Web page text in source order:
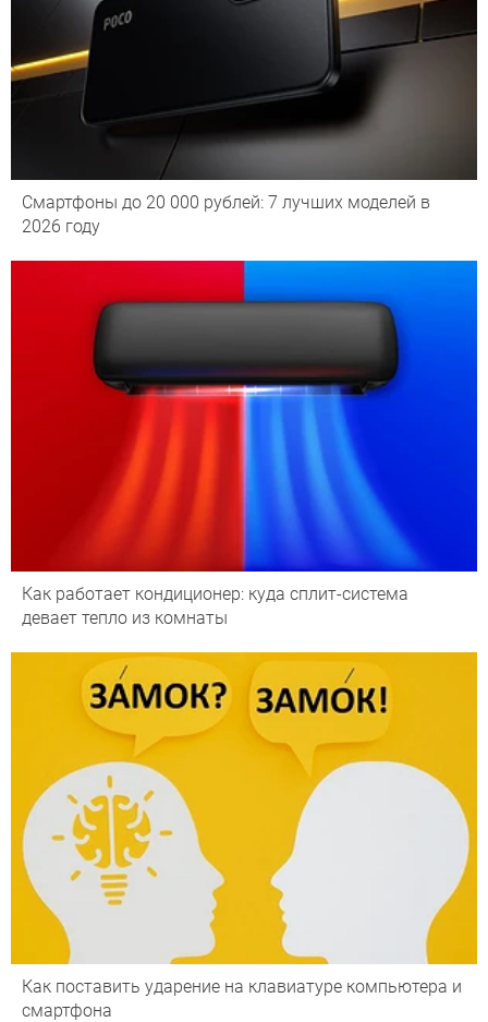
Смартфоны до 20 000 рублей: 7 лучших моделей в
2026 году
Как работает кондиционер: куда сплит-система
девает тепло из комнаты
Как поставить ударение на клавиатуре компьютера и
смартфона